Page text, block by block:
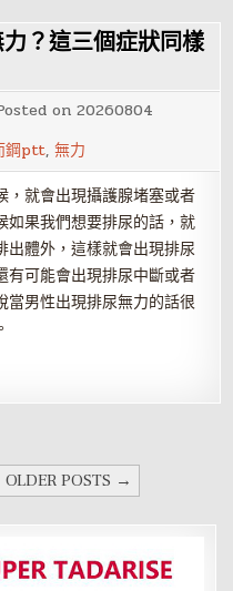
？這三個症狀同樣
on20260804
鋼ptt,無力
，就會出現攝護腺堵塞或者
如果我們想要排尿的話，就
出體外，這樣就會出現排尿
有可能會出現排尿中斷或者
當男性出現排尿無力的話很
OLDER POSTS →